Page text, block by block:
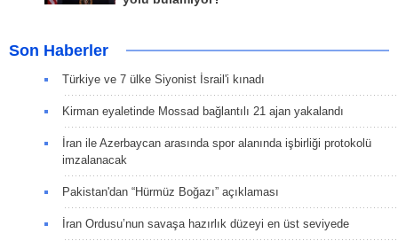
Son Haberler
Türkiye ve 7 ülke Siyonist İsrail'i kınadı
Kirman eyaletinde Mossad bağlantılı 21 ajan yakalandı
İran ile Azerbaycan arasında spor alanında işbirliği protokolü
imzalanacak
Pakistan'dan “Hürmüz Boğazı” açıklaması
İran Ordusu’nun savaşa hazırlık düzeyi en üst seviyede